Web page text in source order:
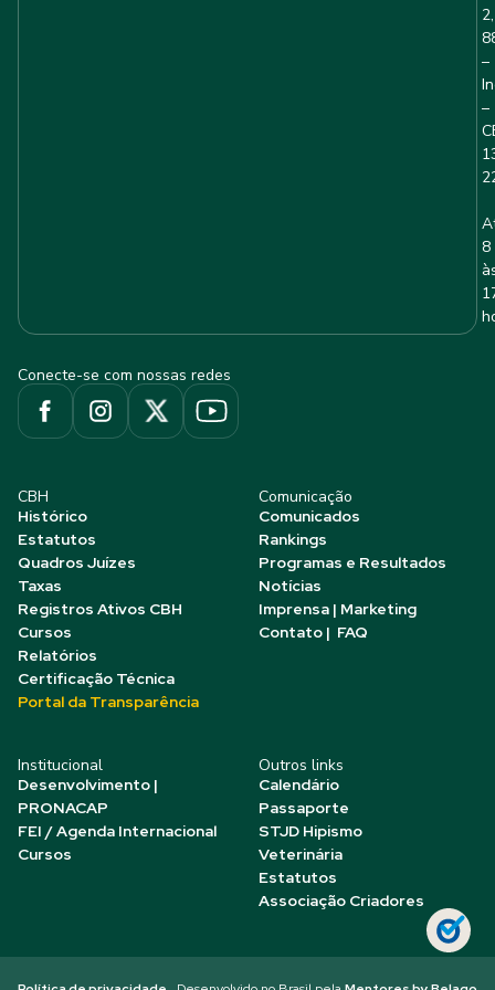
2,
–
–
8
Conecte-se com nossas redes
CBH
Histórico
Estatutos
Quadros Juízes
Taxas
Registros Ativos CBH
Cursos
Relatórios
Certificação Técnica
Portal da Transparência
Comunicação
Comunicados
Rankings
Programas e Resultados
Notícias
Imprensa | Marketing
Contato | FAQ
Institucional
Desenvolvimento |
PRONACAP
FEI / Agenda Internacional
Cursos
Outros links
Calendário
Passaporte
STJD Hipismo
Veterinária
Estatutos
Associação Criadores